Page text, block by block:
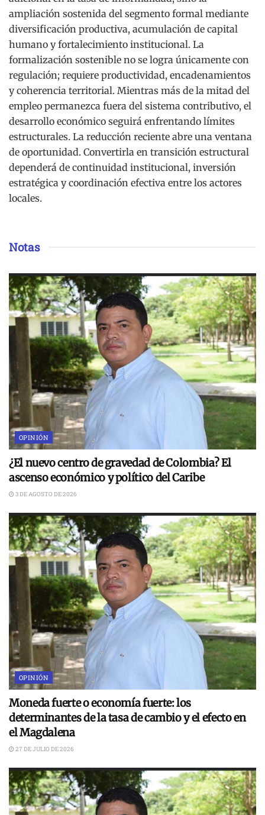
ampliación sostenida del segmento formal mediante
diversificación productiva, acumulación de capital
humano y fortalecimiento institucional. La
formalización sostenible no se logra únicamente con
regulación; requiere productividad, encadenamientos
y coherencia territorial. Mientras más de la mitad del
empleo permanezca fuera del sistema contributivo, el
desarrollo económico seguirá enfrentando límites
estructurales. La reducción reciente abre una ventana
de oportunidad. Convertirla en transición estructural
dependerá de continuidad institucional, inversión
estratégica y coordinación efectiva entre los actores
locales.
Notas
OPINIÓN
¿El nuevo centro de gravedad de Colombia? El
ascenso económico y político del Caribe
3 DE AGOSTO DE 2026
OPINIÓN
Moneda fuerte o economía fuerte: los
determinantes de la tasa de cambio y el efecto en
el Magdalena
27 DE JULIO DE 2026